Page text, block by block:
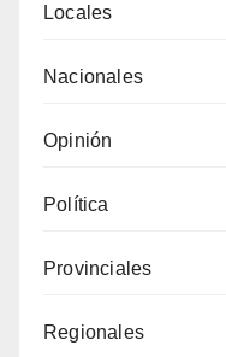
Locales
Nacionales
Opinión
Política
Provinciales
Regionales